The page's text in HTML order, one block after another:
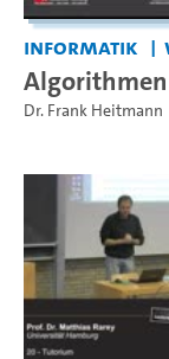
Informatik
Dr. Frank Heitmann